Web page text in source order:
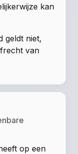
kan
geldt niet,
van
op een